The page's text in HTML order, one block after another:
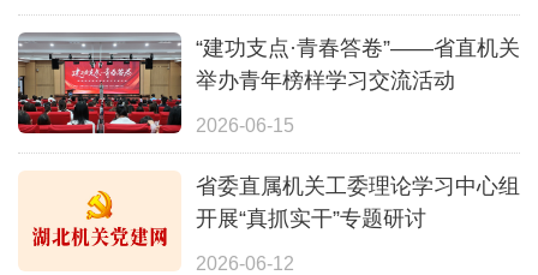
“建功支点·青春答卷”——省直机关
举办青年榜样学习交流活动
2026-06-15
省委直属机关工委理论学习中心组
开展“真抓实干”专题研讨
2026-06-12